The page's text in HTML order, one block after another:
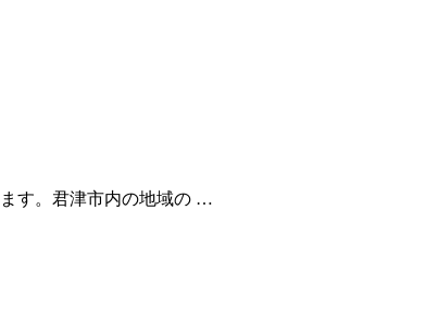
す。君津市内の地域の …